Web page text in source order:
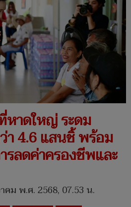
าดใหญ่ ระดม
า 4.6 แสนชิ้ พร้อม
รลดค่าครองชีพและ
ม พ.ศ. 2568, 07.53 น.